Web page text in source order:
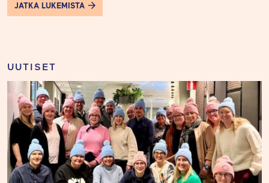
JATKA LUKEMISTA
UUTISET